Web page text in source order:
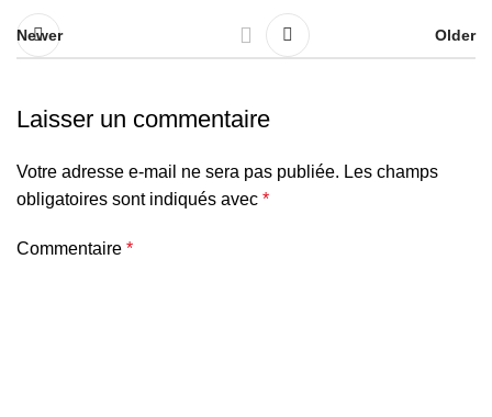
Newer Older
Laisser un commentaire
Votre adresse e-mail ne sera pas publiée. Les champs
obligatoires sont indiqués avec *
Commentaire *